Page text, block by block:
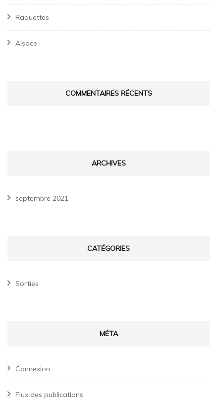
Raquettes
Alsace
COMMENTAIRES RÉCENTS
ARCHIVES
septembre 2021
CATÉGORIES
Sorties
MÉTA
Connexion
Flux des publications